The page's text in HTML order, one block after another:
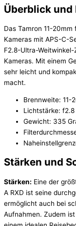
Überblick
Das Tamron 11-
Kameras mit APS-C-
F2.8-Ultra-
Kameras. Mit einem
sehr leicht und
macht.
Brennweite: 11-
Lichtstärke: f2.8
Gewicht: 335
Stärken und
Stärken: Eine der
A RXD ist seine
ermöglicht auch bei
Aufnahmen. Zudem